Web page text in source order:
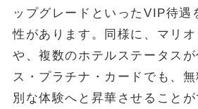
ップグレードといったVIP待遇
性があります。同様に、マリ
や、複数のホテルステータス
ス・プラチナ・カードでも、
別な体験へと昇華させることが